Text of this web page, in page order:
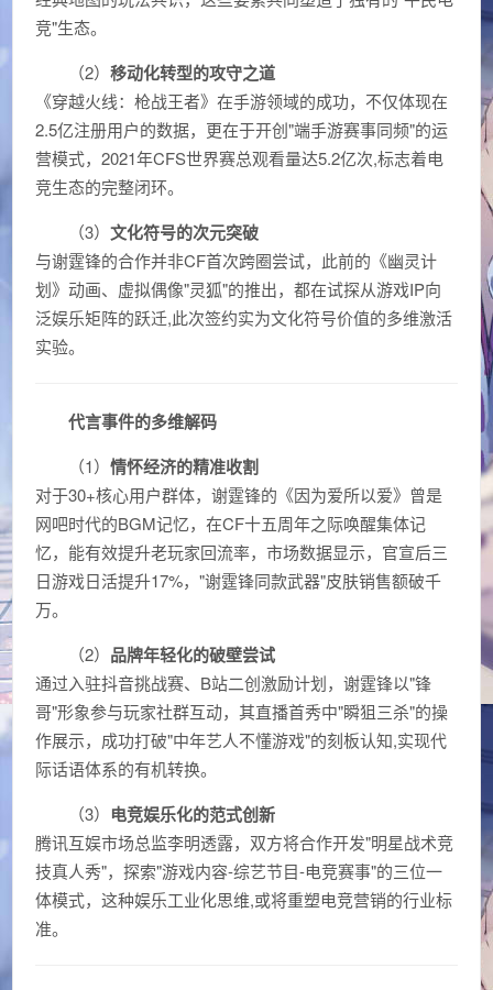
竞"生态。
（2）移动化转型的攻守之道
《穿越火线：枪战王者》在手游领域的成功，不仅体现在
2.5亿注册用户的数据，更在于开创"端手游赛事同频"的运
营模式，2021年CFS世界赛总观看量达5.2亿次,标志着电
竞生态的完整闭环。
（3）文化符号的次元突破
与谢霆锋的合作并非CF首次跨圈尝试，此前的《幽灵计
划》动画、虚拟偶像"灵狐"的推出，都在试探从游戏IP向
泛娱乐矩阵的跃迁,此次签约实为文化符号价值的多维激活
实验。
代言事件的多维解码
（1）情怀经济的精准收割
对于30+核心用户群体，谢霆锋的《因为爱所以爱》曾是
网吧时代的BGM记忆，在CF十五周年之际唤醒集体记
忆，能有效提升老玩家回流率，市场数据显示，官宣后三
日游戏日活提升17%，"谢霆锋同款武器"皮肤销售额破千
万。
（2） 品牌年轻化的破壁尝试
通过入驻抖音挑战赛、B站二创激励计划，谢霆锋以"锋
哥"形象参与玩家社群互动，其直播首秀中"瞬狙三杀"的操
作展示，成功打破"中年艺人不懂游戏"的刻板认知,实现代
际话语体系的有机转换。
（3） 电竞娱乐化的范式创新
腾讯互娱市场总监李明透露，双方将合作开发"明星战术竞
技真人秀"，探索"游戏内容-综艺节目-电竞赛事"的三位一
体模式，这种娱乐工业化思维,或将重塑电竞营销的行业标
准。